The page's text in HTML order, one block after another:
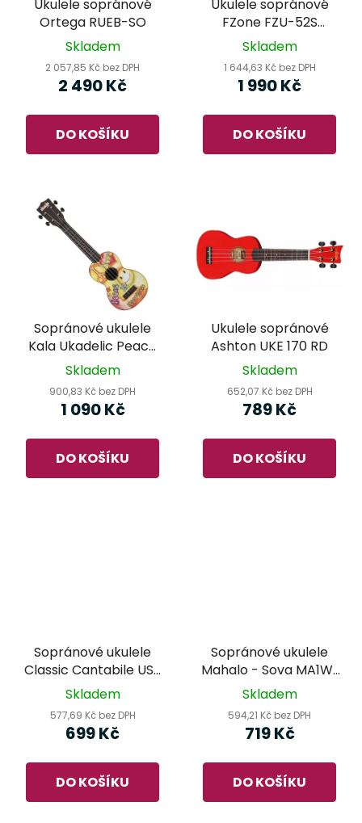
Ukulele sopránové
Ortega RUEB-SO
Skladem
2 057,85 Kč bez DPH
2 490 Kč
DO KOŠÍKU
Ukulele sopránové
FZone FZU-52S
Hickory
Skladem
1 644,63 Kč bez DPH
1 990 Kč
DO KOŠÍKU
Sopránové ukulele
Kala Ukadelic Peace
Love
Skladem
900,83 Kč bez DPH
1 090 Kč
DO KOŠÍKU
Ukulele sopránové
Ashton UKE 170 RD
Skladem
652,07 Kč bez DPH
789 Kč
DO KOŠÍKU
Sopránové ukulele
Classic Cantabile US-
100 BK
Skladem
577,69 Kč bez DPH
699 Kč
DO KOŠÍKU
Sopránové ukulele
Mahalo - Sova MA1WL
Art Series
Skladem
594,21 Kč bez DPH
719 Kč
DO KOŠÍKU